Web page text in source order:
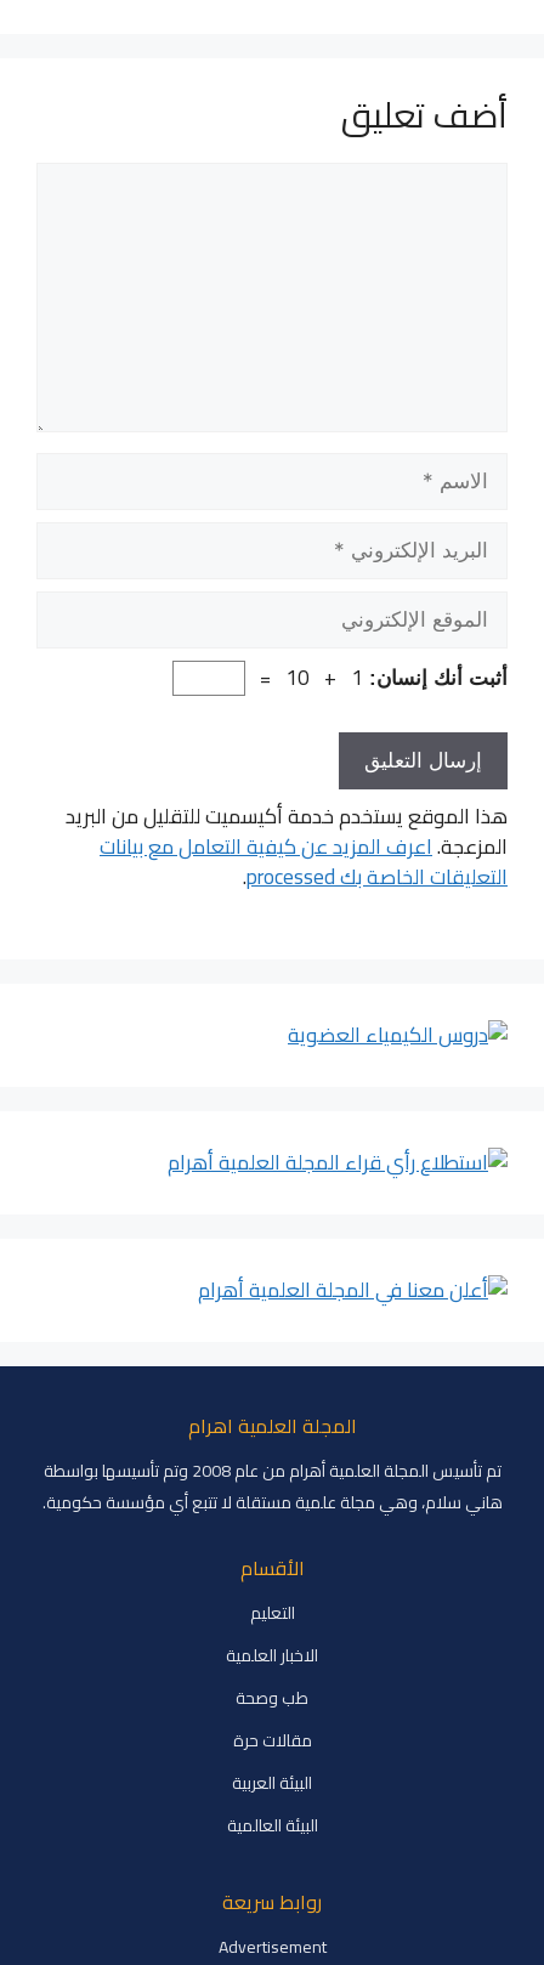
أضف تعليق
الاسم
البريد
الإلكتروني
الموقع
الإلكتروني
أثبت أنك إنسان: 1 + 10 =
هذا الموقع يستخدم خدمة أكيسميت للتقليل من البريد
المزعجة.اعرف المزيد عن كيفية التعامل مع بيانات
التعليقات الخاصة بك processed .
المجلة العلمية اهرام
تم تأسيس المجلة العلمية أهرام من عام 2008 وتم تأسيسها بواسطة
هاني سلام، وهي مجلة علمية مستقلة لا تتبع أي مؤسسة حكومية.
الأقسام
التعليم
الاخبار العلمية
طب وصحة
مقالات حرة
البيئة العربية
البيئة العالمية
روابط سريعة
Advertisement